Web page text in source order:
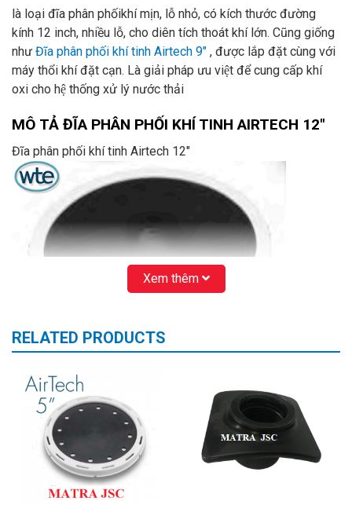
là loại đĩa phân phốikhí mịn, lỗ nhỏ, có kích thước đường
kính 12 inch, nhiều lỗ, cho diên tích thoát khí lớn. Cũng giống
như Đĩa phân phối khí tinh Airtech 9″ , được lắp đặt cùng với
máy thổi khí đặt cạn. Là giải pháp ưu việt để cung cấp khí
oxi cho hệ thống xử lý nước thải
MÔ TẢ ĐĨA PHÂN PHỐI KHÍ TINH AIRTECH 12″
Đĩa phân phối khí tinh Airtech 12″
Đường kính: 12inch
Vành đĩa : 344mm
Lưu lượng tối đa: 16 Nm3/h
Xem thêm
RELATED PRODUCTS